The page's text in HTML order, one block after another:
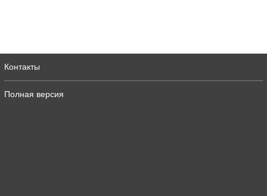
Контакты
Полная версия